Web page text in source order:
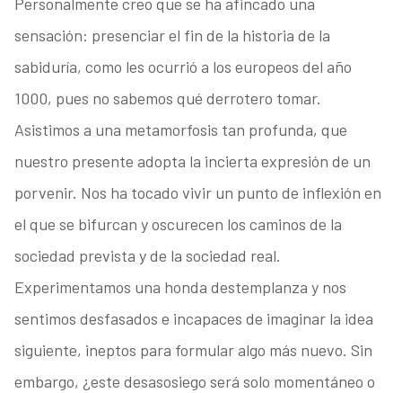
Personalmente creo que se ha afincado una
sensación: presenciar el fin de la historia de la
sabiduría, como les ocurrió a los europeos del año
1000, pues no sabemos qué derrotero tomar.
Asistimos a una metamorfosis tan profunda, que
nuestro presente adopta la incierta expresión de un
porvenir. Nos ha tocado vivir un punto de inflexión en
el que se bifurcan y oscurecen los caminos de la
sociedad prevista y de la sociedad real.
Experimentamos una honda destemplanza y nos
sentimos desfasados e incapaces de imaginar la idea
siguiente, ineptos para formular algo más nuevo. Sin
embargo, ¿este desasosiego será solo momentáneo o